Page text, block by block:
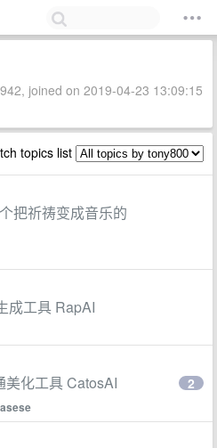
joined on 2019-04-23 13:09:15
topics list
把祈祷变成音乐的
成工具 RapAI
化工具 CatosAI 2